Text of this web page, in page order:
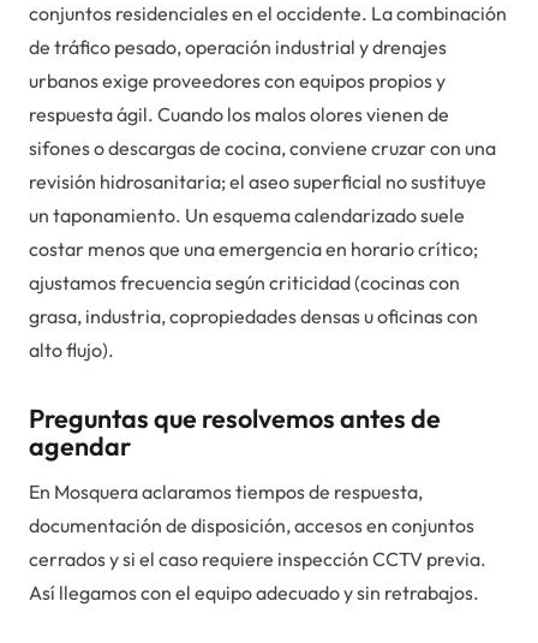
conjuntos residenciales en el occidente. La combinación
de tráfico pesado, operación industrial y drenajes
urbanos exige proveedores con equipos propios y
respuesta ágil. Cuando los malos olores vienen de
sifones o descargas de cocina, conviene cruzar con una
revisión hidrosanitaria; el aseo superficial no sustituye
un taponamiento. Un esquema calendarizado suele
costar menos que una emergencia en horario crítico;
ajustamos frecuencia según criticidad (cocinas con
grasa, industria, copropiedades densas u oficinas con
alto flujo).
Preguntas que resolvemos antes de
agendar
En Mosquera aclaramos tiempos de respuesta,
documentación de disposición, accesos en conjuntos
cerrados y si el caso requiere inspección CCTV previa.
Así llegamos con el equipo adecuado y sin retrabajos.